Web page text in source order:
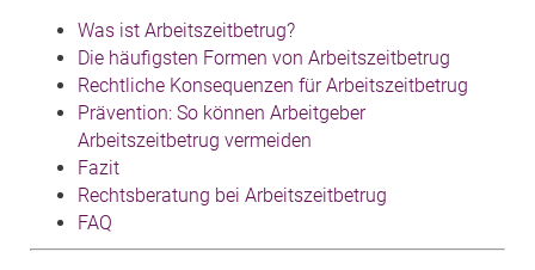
Was ist Arbeitszeitbetrug?
Die häufigsten Formen von Arbeitszeitbetrug
Rechtliche Konsequenzen für Arbeitszeitbetrug
Prävention: So können Arbeitgeber
Arbeitszeitbetrug vermeiden
Fazit
Rechtsberatung bei Arbeitszeitbetrug
FAQ